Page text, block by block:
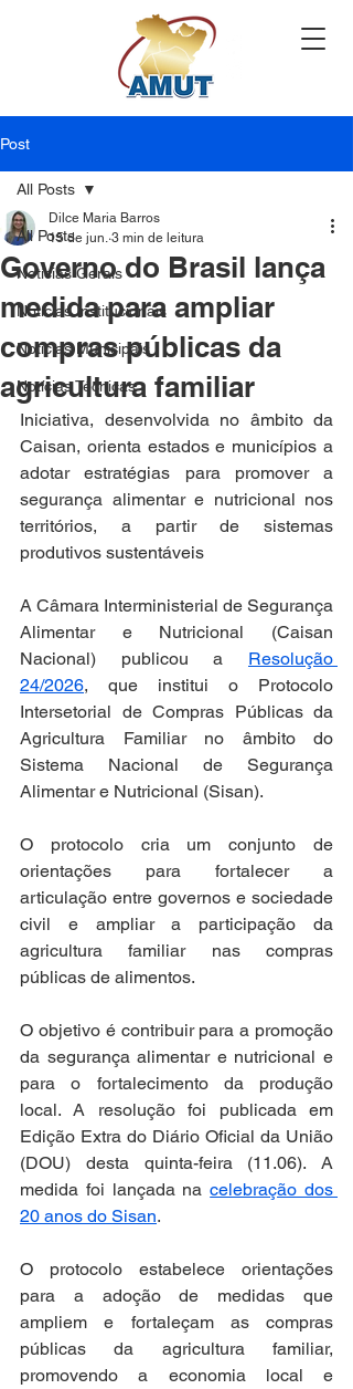
Post
All Posts
Notícias Gerais
Notícias Institucionais
Notícias Municipais
Notícias Técnicas
All Posts
Governo do Brasil lança
medida para ampliar
compras públicas da
agricultura familiar
Dilce Maria Barros
15 de jun. 3 min de leitura
Iniciativa, desenvolvida no âmbito da
Caisan, orienta estados e municípios a
adotar estratégias para promover a
segurança alimentar e nutricional nos
territórios, a partir de sistemas
produtivos sustentáveis
A Câmara Interministerial de Segurança
Alimentar e Nutricional (Caisan
Nacional) publicou a Resolução
24/2026, que institui o Protocolo
Intersetorial de Compras Públicas da
Agricultura Familiar no âmbito do
Sistema Nacional de Segurança
Alimentar e Nutricional (Sisan).
O protocolo cria um conjunto de
orientações para fortalecer a
articulação entre governos e sociedade
civil e ampliar a participação da
agricultura familiar nas compras
públicas de alimentos.
O objetivo é contribuir para a promoção
da segurança alimentar e nutricional e
para o fortalecimento da produção
local. A resolução foi publicada em
Edição Extra do Diário Oficial da União
(DOU) desta quinta-feira (11.06). A
medida foi lançada na celebração dos
20 anos do Sisan.
O protocolo estabelece orientações
para a adoção de medidas que
ampliem e fortaleçam as compras
públicas da agricultura familiar,
promovendo a economia local e